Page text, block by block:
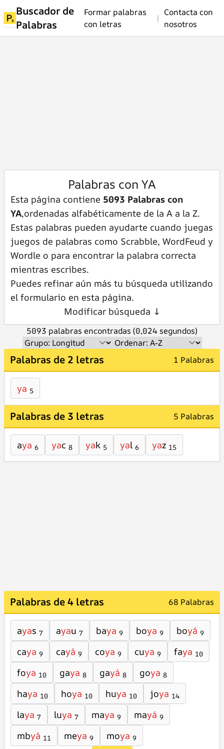
Buscador de
Palabras
Formar palabras
con letras
|
Contacta con
nosotros
Palabras con YA
Esta página contiene 5093 Palabras con
YA,ordenadas alfabéticamente de la A a la Z.
Estas palabras pueden ayudarte cuando juegas
juegos de palabras como Scrabble, WordFeud y
Wordle o para encontrar la palabra correcta
mientras escribes.
Puedes refinar aún más tu búsqueda utilizando
el formulario en esta página.
Modificar búsqueda ↓
5093 palabras encontradas (0,024 segundos)
Palabras de 2 letras 1 Palabras
ya 5
Palabras de 3 letras 5 Palabras
aya 6 yac 8 yak 5 yal 6 yaz 15
Palabras de 4 letras 68 Palabras
ayas 7 ayau 7 baya 9 boya 9 boyá 9
caya 9 cayá 9 coya 9 cuya 9 faya 10
foya 10 gaya 8 gayá 8 goya 8
haya 10 hoya 10 huya 10 joya 14
laya 7 luya 7 maya 9 mayá 9
mbyá 11 meya 9 moya 9